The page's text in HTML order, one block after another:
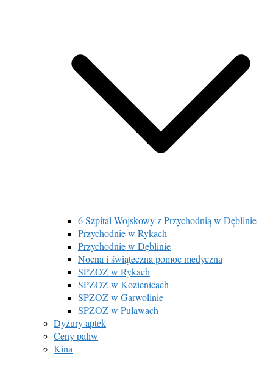
6 Szpital Wojskowy z Przychodnią w Dęblinie
Przychodnie w Rykach
Przychodnie w Dęblinie
Nocna i świąteczna pomoc medyczna
SPZOZ w Rykach
SPZOZ w Kozienicach
SPZOZ w Garwolinie
SPZOZ w Puławach
Dyżury aptek
Ceny paliw
Kina